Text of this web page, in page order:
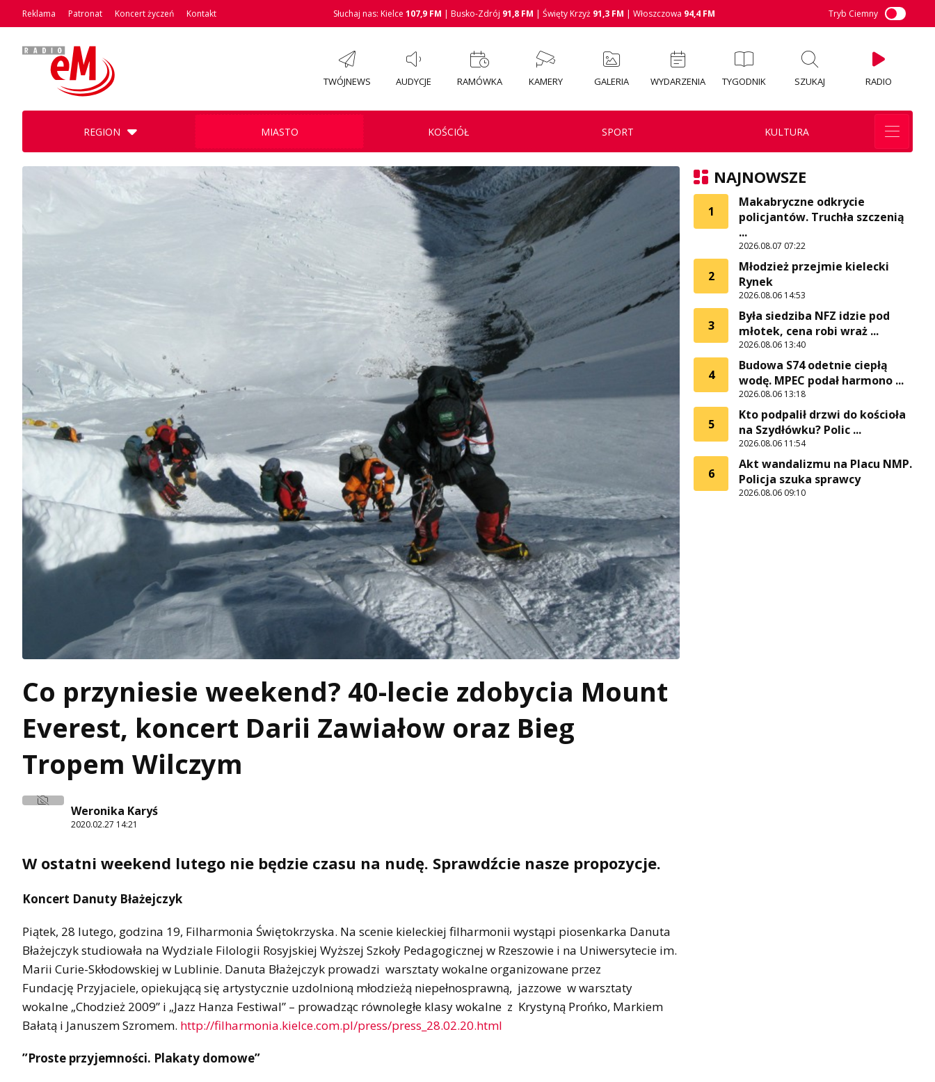
Reklama Patronat Koncert życzeń Kontakt Słuchaj nas: Kielce 107,9 FM | Busko-Zdrój 91,8 FM | Święty Krzyż 91,3 FM | Włoszczowa 94,4 FM Tryb Ciemny
TWÓJNEWS AUDYCJE RAMÓWKA KAMERY GALERIA WYDARZENIA TYGODNIK SZUKAJ RADIO
REGION MIASTO KOŚCIÓŁ SPORT KULTURA
Co przyniesie weekend? 40-lecie zdobycia Mount
Everest, koncert Darii Zawiałow oraz Bieg
Tropem Wilczym
Weronika Karyś
2020.02.27 14:21
W ostatni weekend lutego nie będzie czasu na nudę. Sprawdźcie nasze propozycje.
Koncert Danuty Błażejczyk
Piątek, 28 lutego, godzina 19, Filharmonia Świętokrzyska. Na scenie kieleckiej filharmonii wystąpi piosenkarka Danuta
Błażejczyk studiowała na Wydziale Filologii Rosyjskiej Wyższej Szkoły Pedagogicznej w Rzeszowie i na Uniwersytecie im.
Marii Curie-Skłodowskiej w Lublinie. Danuta Błażejczyk prowadzi warsztaty wokalne organizowane przez
Fundację Przyjaciele, opiekującą się artystycznie uzdolnioną młodzieżą niepełnosprawną, jazzowe w warsztaty
wokalne „Chodzież 2009” i „Jazz Hanza Festiwal” – prowadząc równoległe klasy wokalne z Krystyną Prońko, Markiem
Bałatą i Januszem Szromem. http://filharmonia.kielce.com.pl/press/press_28.02.20.html
”Proste przyjemności. Plakaty domowe”
NAJNOWSZE
1
Makabryczne odkrycie
policjantów. Truchła szczenią
...
2026.08.07 07:22
2
Młodzież przejmie kielecki
Rynek
2026.08.06 14:53
3
Była siedziba NFZ idzie pod
młotek, cena robi wraż ...
2026.08.06 13:40
4
Budowa S74 odetnie ciepłą
wodę. MPEC podał harmono ...
2026.08.06 13:18
5
Kto podpalił drzwi do kościoła
na Szydłówku? Polic ...
2026.08.06 11:54
6
Akt wandalizmu na Placu NMP.
Policja szuka sprawcy
2026.08.06 09:10